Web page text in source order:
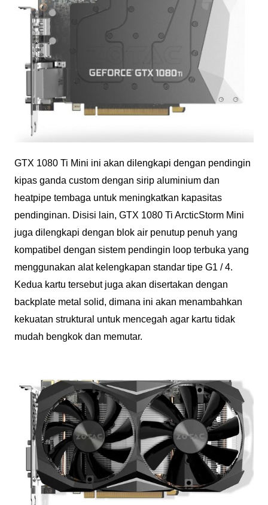
GTX 1080 Ti Mini ini akan dilengkapi dengan pendingin
kipas ganda custom dengan sirip aluminium dan
heatpipe tembaga untuk meningkatkan kapasitas
pendinginan. Disisi lain, GTX 1080 Ti ArcticStorm Mini
juga dilengkapi dengan blok air penutup penuh yang
kompatibel dengan sistem pendingin loop terbuka yang
menggunakan alat kelengkapan standar tipe G1 / 4.
Kedua kartu tersebut juga akan disertakan dengan
backplate metal solid, dimana ini akan menambahkan
kekuatan struktural untuk mencegah agar kartu tidak
mudah bengkok dan memutar.